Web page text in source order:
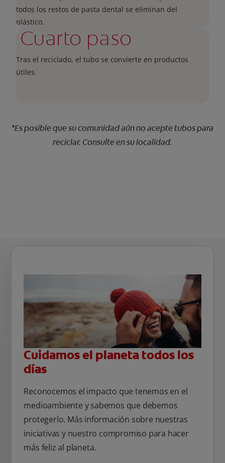
todos los restos de pasta dental se eliminan del
plástico.
Cuarto paso
Tras el reciclado, el tubo se convierte en productos
útiles.
*Es posible que su comunidad aún no acepte tubos para
reciclar. Consulte en su localidad.
Cuidamos el planeta todos los
días
Reconocemos el impacto que tenemos en el
medioambiente y sabemos que debemos
protegerlo. Más información sobre nuestras
iniciativas y nuestro compromiso para hacer
más feliz al planeta.